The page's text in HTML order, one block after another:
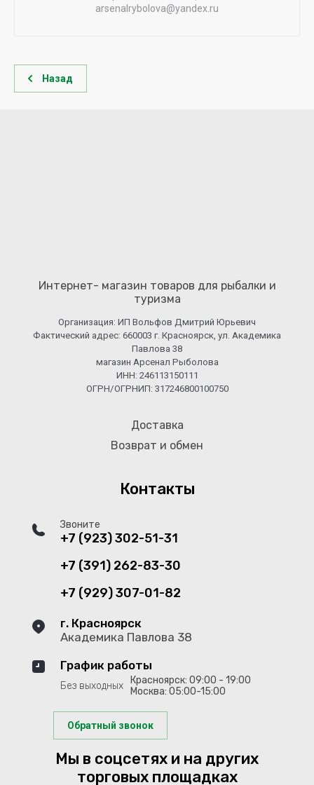
arsenalrybolova@yandex.ru
Назад
Интернет- магазин товаров для рыбалки и
туризма
Организация: ИП Вольфов Дмитрий Юрьевич
Фактический адрес: 660003 г. Красноярск, ул. Академика
Павлова 38
магазин Арсенал Рыболова
ИНН: 246113150111
ОГРН/ОГРНИП: 317246800100750
Доставка
Возврат и обмен
Контакты
Звоните
+7 (923) 302-51-31
+7 (391) 262-83-30
+7 (929) 307-01-82
г. Красноярск
Академика Павлова 38
График работы
Без выходных
Красноярск: 09:00 - 19:00
Москва: 05:00-15:00
Обратный звонок
Мы в соцсетях и на других
торговых площадках